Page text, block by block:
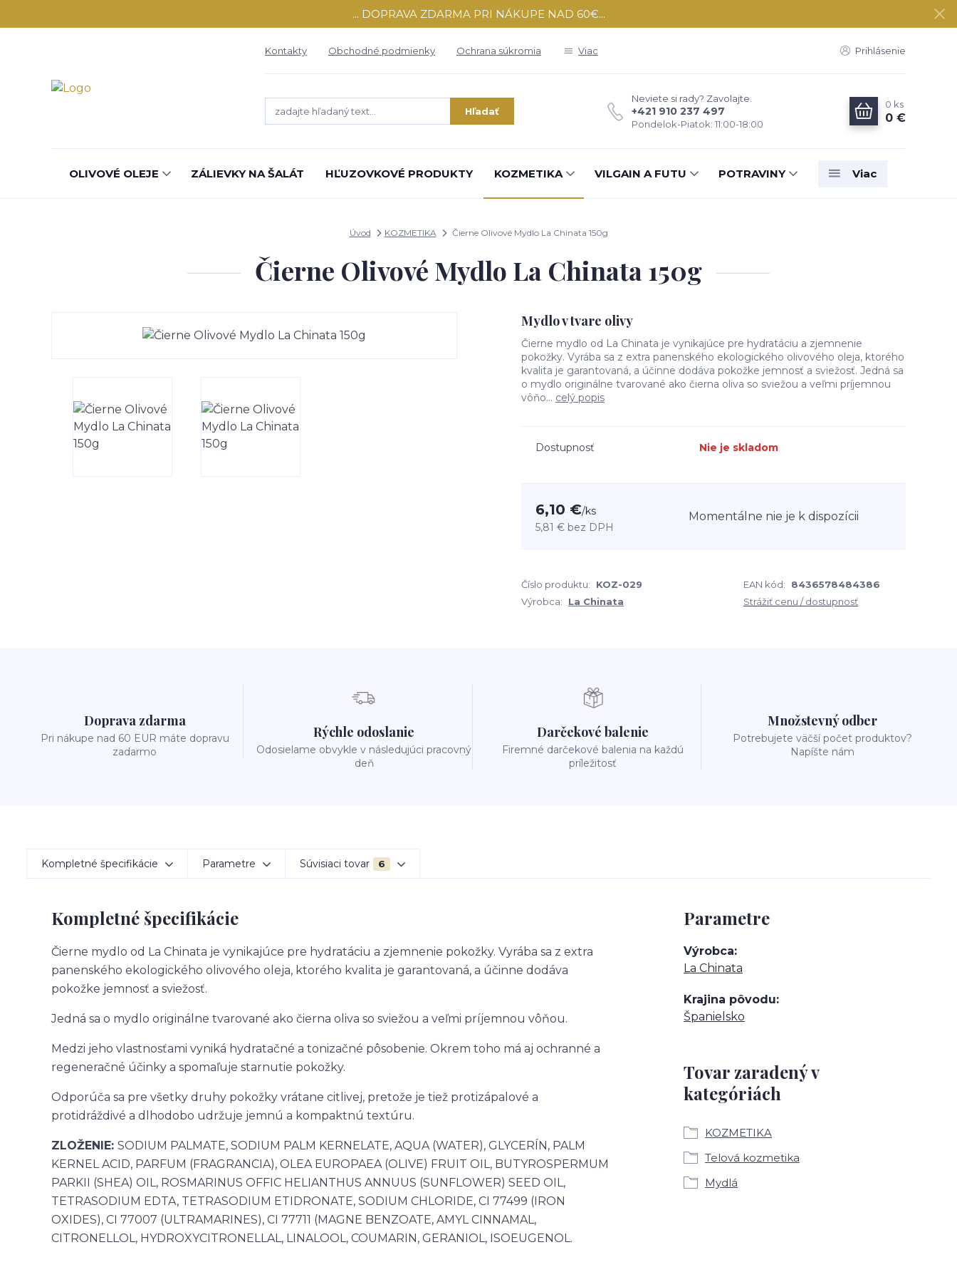
... DOPRAVA ZDARMA PRI NÁKUPE NAD 60€...
Kontakty Obchodné podmienky Ochrana súkromia Viac Prihlásenie
Hľadať
Neviete si rady? Zavolajte.
+421 910 237 497
Pondelok-Piatok: 11:00-18:00
0 ks
0 €
OLIVOVÉ OLEJE ZÁLIEVKY NA ŠALÁT HĽUZOVKOVÉ PRODUKTY KOZMETIKA VILGAIN A FUTU POTRAVINY Viac
Úvod KOZMETIKA Čierne Olivové Mydlo La Chinata 150g
Čierne Olivové Mydlo La Chinata 150g
Mydlo v tvare olivy
Čierne mydlo od La Chinata je vynikajúce pre hydratáciu a zjemnenie
pokožky. Vyrába sa z extra panenského ekologického olivového oleja, ktorého
kvalita je garantovaná, a účinne dodáva pokožke jemnosť a sviežosť. Jedná sa
o mydlo originálne tvarované ako čierna oliva so sviežou a veľmi príjemnou
vôňo... celý popis
Dostupnosť Nie je skladom
6,10 €/ks
5,81 € bez DPH
Momentálne nie je k dispozícii
Číslo produktu: KOZ-029 EAN kód:
8436578484386
Výrobca:
La Chinata Strážiť cenu / dostupnosť
Doprava zdarma
Pri nákupe nad 60 EUR máte dopravu
zadarmo
Rýchle odoslanie
Odosielame obvykle v následujúci pracovný
deň
Darčekové balenie
Firemné darčekové balenia na každú
príležitosť
Množstevný odber
Potrebujete väčší počet produktov?
Napíšte nám
Kompletné špecifikácie Parametre Súvisiaci tovar 6
Kompletné špecifikácie
Čierne mydlo od La Chinata je vynikajúce pre hydratáciu a zjemnenie pokožky. Vyrába sa z extra
panenského ekologického olivového oleja, ktorého kvalita je garantovaná, a účinne dodáva
pokožke jemnosť a sviežosť.
Jedná sa o mydlo originálne tvarované ako čierna oliva so sviežou a veľmi príjemnou vôňou.
Medzi jeho vlastnosťami vyniká hydratačné a tonizačné pôsobenie. Okrem toho má aj ochranné a
regeneračné účinky a spomaľuje starnutie pokožky.
Odporúča sa pre všetky druhy pokožky vrátane citlivej, pretože je tiež protizápalové a
protidráždivé a dlhodobo udržuje jemnú a kompaktnú textúru.
ZLOŽENIE: SODIUM PALMATE, SODIUM PALM KERNELATE, AQUA (WATER), GLYCERÍN, PALM
KERNEL ACID, PARFUM (FRAGRANCIA), OLEA EUROPAEA (OLIVE) FRUIT OIL, BUTYROSPERMUM
PARKII (SHEA) OIL, ROSMARINUS OFFIC HELIANTHUS ANNUUS (SUNFLOWER) SEED OIL,
TETRASODIUM EDTA, TETRASODIUM ETIDRONATE, SODIUM CHLORIDE, CI 77499 (IRON
OXIDES), CI 77007 (ULTRAMARINES), CI 77711 (MAGNE BENZOATE, AMYL CINNAMAL,
CITRONELLOL, HYDROXYCITRONELLAL, LINALOOL, COUMARIN, GERANIOL, ISOEUGENOL.
Parametre
Výrobca
La Chinata
Krajina pôvodu
Španielsko
Tovar zaradený v
kategóriách
KOZMETIKA
Telová kozmetika
Mydlá